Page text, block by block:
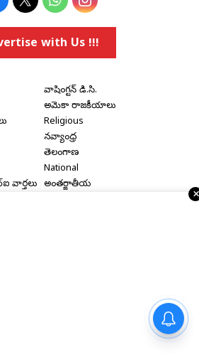
with Us !!!
వార్తలు
వాషింగ్టన్ డి.సి.
అమెరికా రాజకీయాలు
Religious
నవ్యాంధ్ర
తెలంగాణ
National
అంతర్జాతీయ
Privacy Policy|